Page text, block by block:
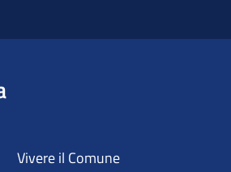
Vivere il Comune